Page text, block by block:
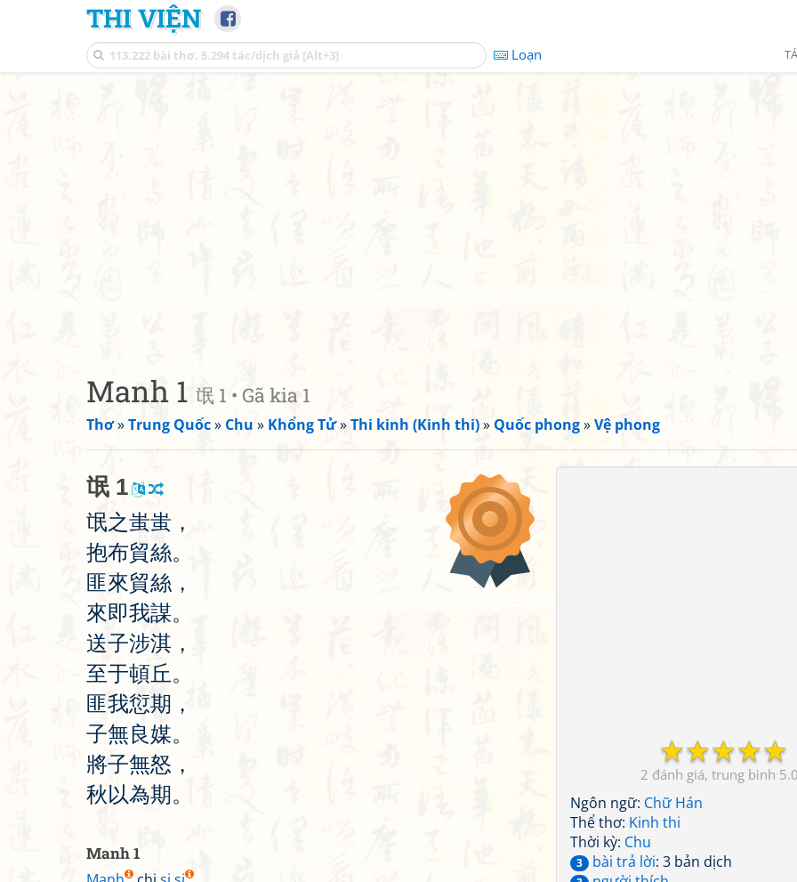
THI VIỆN
Loạn
Manh 1 氓 1 • Gã kia 1
Thơ»Trung Quốc» Chu » Khổng Tử»Thi kinh (Kinh thi)» Quốc phong»Vệ phong
☆
☆
☆
☆
☆
2
Ngôn ngữ: Chữ Hán
Thể thơ: Kinh thi
Thời kỳ: Chu
3 bài trả lời: 3 bản dịch
氓 1
氓之蚩蚩 ，
抱布貿絲。
匪來貿絲 ，
來即我謀。
送子涉淇 ，
至于頓丘。
匪我愆期 ，
子無良媒。
將子無怒 ，
秋 以為期。
Manh 1